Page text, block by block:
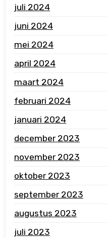
juli 2024
juni 2024
mei 2024
april 2024
maart 2024
februari 2024
januari 2024
december 2023
november 2023
oktober 2023
september 2023
augustus 2023
juli 2023